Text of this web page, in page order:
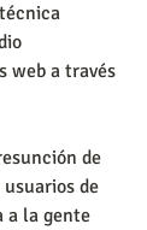
web a través
de
de
a la gente